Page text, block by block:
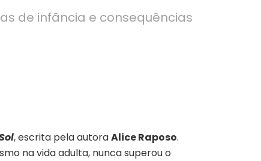
de infância e consequências
, escrita pela autoraAlice Raposo.
na vida adulta, nunca superou o